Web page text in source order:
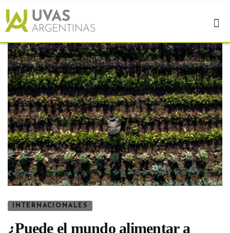
INTERNACIONALES
¿Puede el mundo alimentar a